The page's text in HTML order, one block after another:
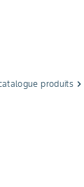
produitskeyboard_arrow_right